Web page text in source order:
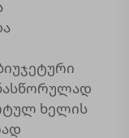
ხელის